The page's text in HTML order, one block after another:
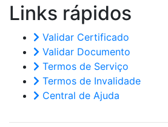
Links rápidos
Validar Certificado
Validar Documento
Termos de Serviço
Termos de Invalidade
Central de Ajuda